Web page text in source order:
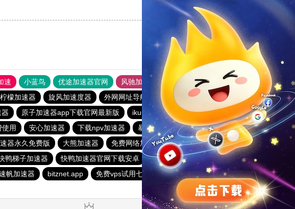
[0]
速 小蓝鸟 优途加速器官网 风驰加速器
旋风加速器
檬加速器 旋风加速度器 外网网址导航 软件中心 雷霆加速
狂飙加速器
原子加速器app下载官网最新版 ikuuu
冲鸭加速app
用 安心加速器 下载npv加速器 暴风加速器
柠檬加速器
器永久免费版 大熊加速器 免费网络加速器梯子
快鸭免费加速器永久免费
鸭梯子加速器 快鸭加速器官网下载安卓
快鸭app加速器下载安卓
帆加速器 bitznet.app 免费vps试用七天风驰
一分机场